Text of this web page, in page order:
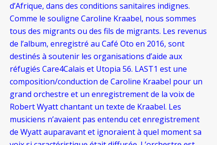
d’Afrique, dans des conditions sanitaires indignes.
Comme le souligne Caroline Kraabel, nous sommes
tous des migrants ou des fils de migrants. Les revenus
de l’album, enregistré au Café Oto en 2016, sont
destinés à soutenir les organisations d’aide aux
réfugiés Care4Calais et Utopia 56. LAST1 est une
composition/conduction de Caroline Kraabel pour un
grand orchestre et un enregistrement de la voix de
Robert Wyatt chantant un texte de Kraabel. Les
musiciens n’avaient pas entendu cet enregistrement
de Wyatt auparavant et ignoraient à quel moment sa